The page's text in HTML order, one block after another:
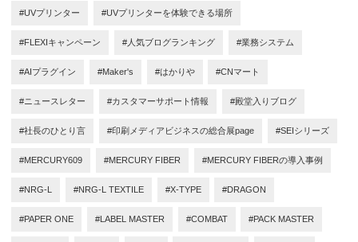
#UVプリンター #UVプリンターを体験できる場所
#FLEXIキャンペーン #人気ブログランキング #業務システム
#AIプラグイン #Maker's #はかりや #CNマート
#ニュースレター #カスタマーサポート情報 #殿堂入りブログ
#社長のひとり言 #印刷メディアビジネスの総合展page #SEIシリーズ
#MERCURY609 #MERCURY FIBER #MERCURY FIBERの導入事例
#NRG-L #NRG-L TEXTILE #X-TYPE #DRAGON
#PAPER ONE #LABEL MASTER #COMBAT #PACK MASTER